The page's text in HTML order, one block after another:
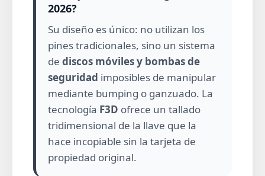
2026?
Su diseño es único: no utilizan los
pines tradicionales, sino un sistema
de discos móviles y bombas de
seguridad imposibles de manipular
mediante bumping o ganzuado. La
tecnología F3D ofrece un tallado
tridimensional de la llave que la
hace incopiable sin la tarjeta de
propiedad original.